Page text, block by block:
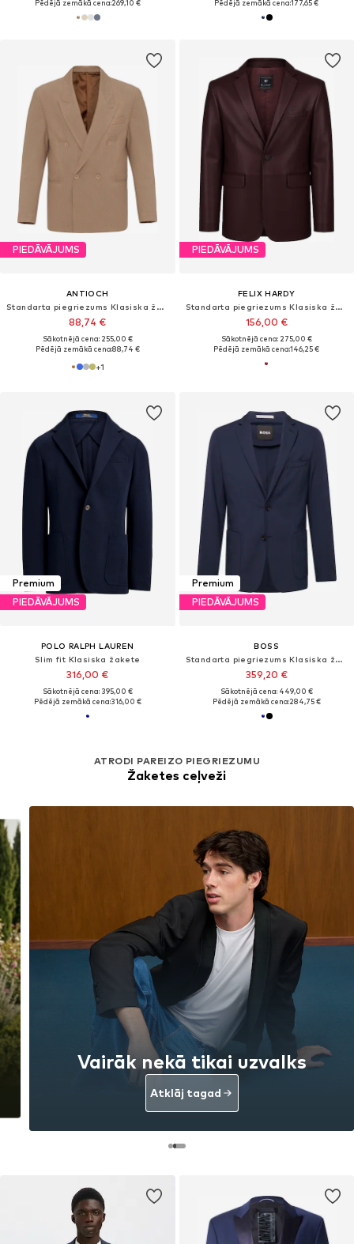
Pēdējā zemākā cena:269,10 € Pēdējā zemākā cena:177,65 €
PIEDĀVĀJUMS
ANTIOCH
Standarta piegriezums Klasiska žakete
88,74 €
Sākotnējā cena: 255,00 €
Pēdējā zemākā cena:88,74 €
+1
PIEDĀVĀJUMS
FELIX HARDY
Standarta piegriezums Klasiska žakete
156,00 €
Sākotnējā cena: 275,00 €
Pēdējā zemākā cena:146,25 €
Premium
PIEDĀVĀJUMS
POLO RALPH LAUREN
Slim fit Klasiska žakete
316,00 €
Sākotnējā cena: 395,00 €
Pēdējā zemākā cena:316,00 €
Premium
PIEDĀVĀJUMS
BOSS
Standarta piegriezums Klasiska žakete 'Hanry'
359,20 €
Sākotnējā cena: 449,00 €
Pēdējā zemākā cena:284,75 €
ATRODI PAREIZO PIEGRIEZUMU
Žaketes ceļveži
Vairāk nekā tikai uzvalks
Atklāj tagad